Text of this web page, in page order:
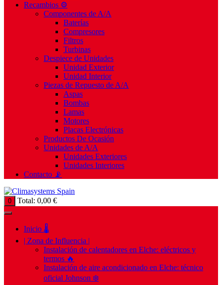
Recambios ⚙️
Componentes de A/A
Baterías
Compresores
Filtros
Turbinas
Despiece de Unidades
Unidad Exterior
Unidad Interior
Piezas de Repuesto de A/A
Aspas
Bombas
Lamas
Motores
Placas Electrónicas
Productos De Ocasión
Unidades de A/A
Unidades Exteriores
Unidades Interiores
Contacto 📡
0 Total: 0,00 €
Inicio 🌡️
| Zona de Influencia |
Instalación de calentadores en Elche: eléctricos y
termos 🔥
Instalación de aire acondicionado en Elche: técnico
oficial Johnson ❄️